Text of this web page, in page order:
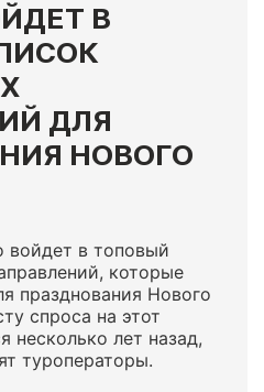
В
ДЛЯ
НОВОГО
войдет в топовый
которые
празднования Нового
спроса на этот
несколько лет назад,
туроператоры.